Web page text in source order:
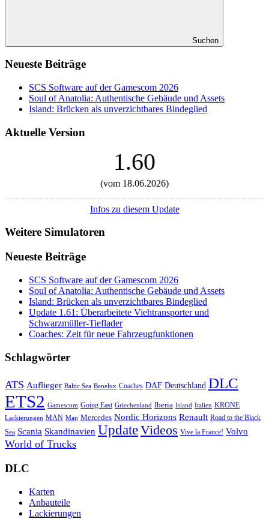
Suchen
Neueste Beiträge
SCS Software auf der Gamescom 2026
Soul of Anatolia: Authentische Gebäude und Assets
Island: Brücken als unverzichtbares Bindeglied
Aktuelle Version
1.60
(vom 18.06.2026)
Infos zu diesem Update
Weitere Simulatoren
Neueste Beiträge
SCS Software auf der Gamescom 2026
Soul of Anatolia: Authentische Gebäude und Assets
Island: Brücken als unverzichtbares Bindeglied
Update 1.61: Überarbeitete Viehtransporter und
Schwarzmüller-Tieflader
Coaches: Zeit für neue Fahrzeugfunktionen
Schlagwörter
ATS Auflieger Baltic Sea Benelux Coaches DAF Deutschland DLC
ETS2 Gamescom Going East Griechenland Iberia Island Italien KRONE
Lackierungen MAN Map Mercedes Nordic Horizons Renault Road to the Black
Sea Scania Skandinavien UpdateVideos Vive la France! Volvo
World of Trucks
DLC
Karten
Anbauteile
Lackierungen